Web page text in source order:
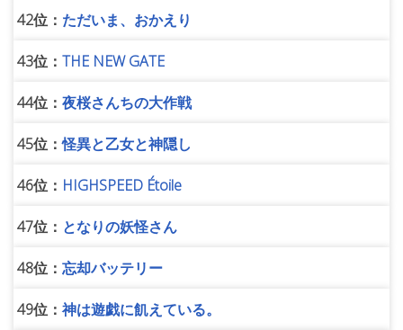
42位： ただいま、おかえり
43位： THE NEW GATE
44位： 夜桜さんちの大作戦
45位：怪異と乙女と神隠し
46位： HIGHSPEED Étoile
47位： となりの妖怪さん
48位： 忘却バッテリー
49位： 神は遊戯に飢えている。